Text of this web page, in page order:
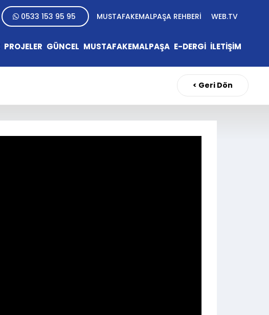
0533 153 95 95 MUSTAFAKEMALPAŞA REHBERİ WEB.TV
PROJELER GÜNCEL MUSTAFAKEMALPAŞA E-DERGİ İLETİŞİM
< Geri Dön